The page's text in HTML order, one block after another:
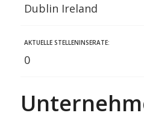
Dublin Ireland
AKTUELLE STELLENINSERATE:
0